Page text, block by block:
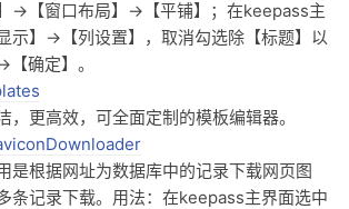
→【窗口布局】→【平铺】；在keepass主
示】→【列设置】，取消勾选除【标题】以
确定】。
，更高效，可全面定制的模板编辑器。
是根据网址为数据库中的记录下载网页图
条记录下载。用法：在keepass主界面选中